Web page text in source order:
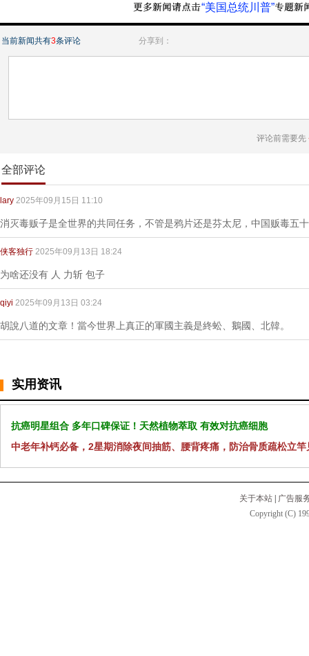
“美国总统川普”
当前新闻共有3条评论 分享到：
评论前需要先
全部评论
lary 2025年09月15日 11:10
消灭毒贩子是全世界的共同任务，不管是鸦片还是芬太尼，中国贩毒五
侠客独行 2025年09月13日 18:24
为啥还没有 人 力斩 包子
qiyi 2025年09月13日 03:24
胡說八道的文章！當今世界上真正的軍國主義是終蚣、鵝國、北韓。
实用资讯
抗癌明星组合 多年口碑保证！天然植物萃取 有效对抗癌细胞
中老年补钙必备，2星期消除夜间抽筋、腰背疼痛，防治骨质疏松立竿
关于本站 | 广告服
Copyright (C)